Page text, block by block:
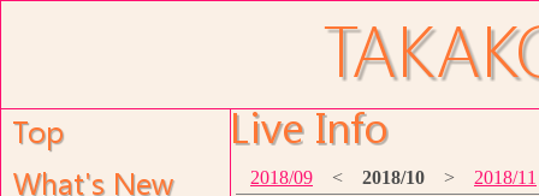
2018/09 < 2018/10 > 2018/11